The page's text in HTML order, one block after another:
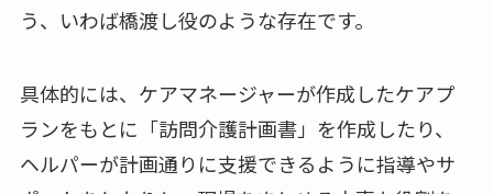
う、いわば橋渡し役のような存在です。
具体的には、ケアマネージャーが作成したケアプ
ランをもとに「訪問介護計画書」を作成したり、
ヘルパーが計画通りに支援できるように指導やサ